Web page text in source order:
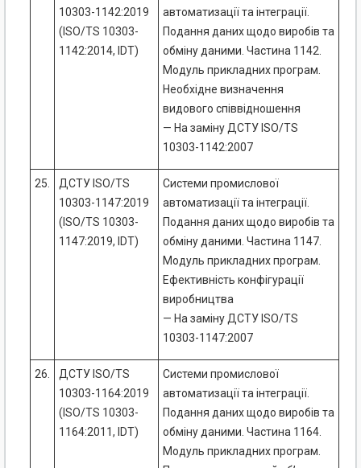
10303-1142:2019
(ISO/TS 10303-
1142:2014, IDT)
автоматизації та інтеграції.
Подання даних щодо виробів та
обміну даними. Частина 1142.
Модуль прикладних програм.
Необхідне визначення
видового співвідношення
— На заміну ДСТУ ISO/TS
10303-1142:2007
25.
ДСТУ ISO/TS
10303-1147:2019
(ISO/TS 10303-
1147:2019, IDT)
Системи промислової
автоматизації та інтеграції.
Подання даних щодо виробів та
обміну даними. Частина 1147.
Модуль прикладних програм.
Ефективність конфігурації
виробництва
— На заміну ДСТУ ISO/TS
10303-1147:2007
26.
ДСТУ ISO/TS
10303-1164:2019
(ISO/TS 10303-
1164:2011, IDT)
Системи промислової
автоматизації та інтеграції.
Подання даних щодо виробів та
обміну даними. Частина 1164.
Модуль прикладних програм.